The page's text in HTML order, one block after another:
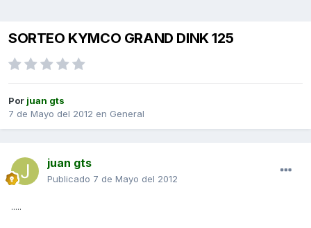
SORTEO KYMCO GRAND DINK 125
Por juan gts
7 de Mayo del 2012 en General
juan gts
Publicado 7 de Mayo del 2012
.....